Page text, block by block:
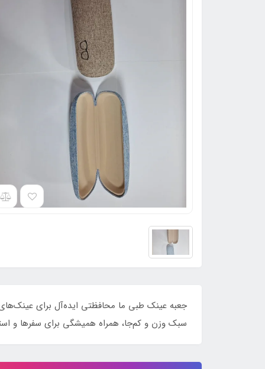
جعبه عینک طبی ما محافظتی ایده‌آل برای
سبک وزن و کم‌جا، همراه همیشگی برای سفرها و